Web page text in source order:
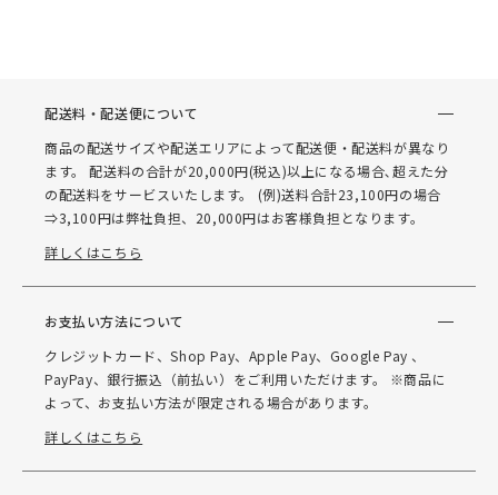
配送料・配送便について
商品の配送サイズや配送エリアによって配送便・配送料が異なり
ます。 配送料の合計が20,000円(税込)以上になる場合､超えた分
の配送料をサービスいたします。 (例)送料合計23,100円の場合
⇒3,100円は弊社負担、20,000円はお客様負担となります。
詳しくはこちら
お支払い方法について
クレジットカード、Shop Pay、Apple Pay、Google Pay 、
PayPay、銀行振込（前払い）をご利用いただけます。 ※商品に
よって、お支払い方法が限定される場合があります。
詳しくはこちら